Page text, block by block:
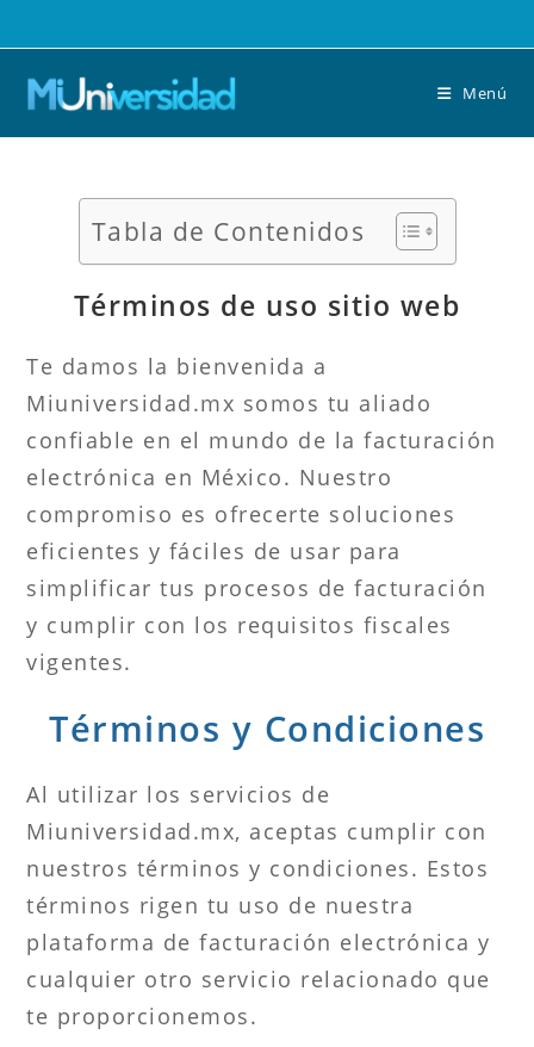
al
contenido
Menú
Tabla de Contenidos
Términos de uso sitio web
Te damos la bienvenida a
Miuniversidad.mx somos tu aliado
confiable en el mundo de la facturación
electrónica en México. Nuestro
compromiso es ofrecerte soluciones
eficientes y fáciles de usar para
simplificar tus procesos de facturación
y cumplir con los requisitos fiscales
vigentes.
Términos y Condiciones
Al utilizar los servicios de
Miuniversidad.mx, aceptas cumplir con
nuestros términos y condiciones. Estos
términos rigen tu uso de nuestra
plataforma de facturación electrónica y
cualquier otro servicio relacionado que
te proporcionemos.